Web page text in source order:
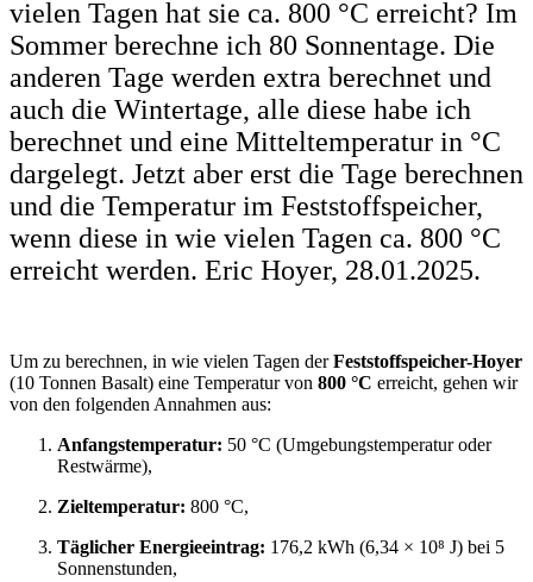
vielen Tagen hat sie ca. 800 °C erreicht? Im
Sommer berechne ich 80 Sonnentage. Die
anderen Tage werden extra berechnet und
auch die Wintertage, alle diese habe ich
berechnet und eine Mitteltemperatur in °C
dargelegt. Jetzt aber erst die Tage berechnen
und die Temperatur im Feststoffspeicher,
wenn diese in wie vielen Tagen ca. 800 °C
erreicht werden. Eric Hoyer, 28.01.2025.
Um zu berechnen, in wie vielen Tagen derFeststoffspeicher-Hoyer
(10 Tonnen Basalt) eine Temperatur von 800 °C erreicht, gehen wir
von den folgenden Annahmen aus:
Anfangstemperatur: 50 °C (Umgebungstemperatur oder
Restwärme),
Zieltemperatur: 800 °C,
Täglicher Energieeintrag: 176,2 kWh (6,34 × 10⁸ J) bei 5
Sonnenstunden,